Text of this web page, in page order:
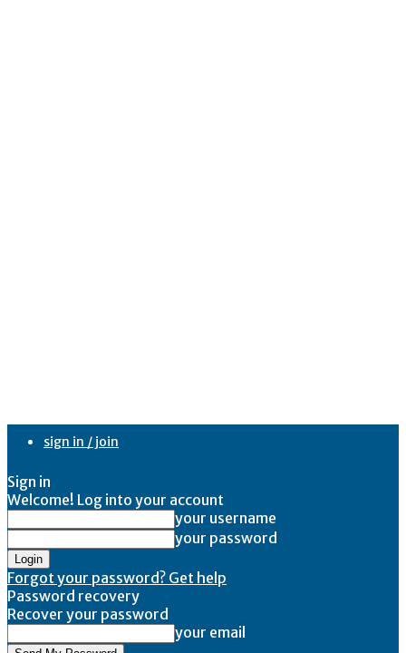
sign in / join
Sign in
Welcome! Log into your account
your username
your password
Forgot your password? Get help
Password recovery
Recover your password
your email